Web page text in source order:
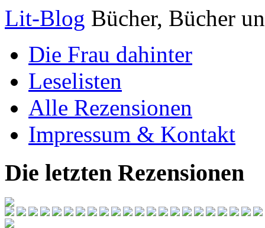
Lit-Blog Bücher, Bücher
Die Frau dahinter
Leselisten
Alle Rezensionen
Impressum & Kontakt
Die letzten Rezensionen